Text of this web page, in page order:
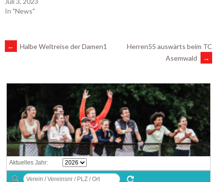
In "News"
ARTIKEL-
NAVIGATION
← Halbe Weltreise der Damen1
Herren55 auswärts beim TC
Asemwald
→